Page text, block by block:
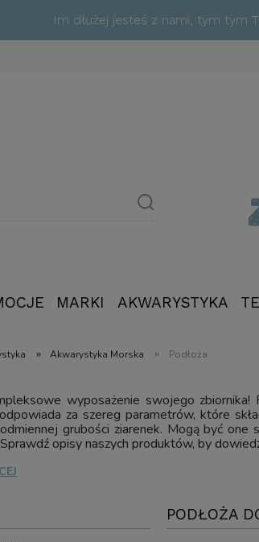
Im dłużej jesteś z nami, tym tym
MARKI AKWARYSTYKA
» Akwarystyka Morska » Podłoża
wyposażenie swojego
za szereg parametrów, które
grubości ziarenek. Mogą być
opisy naszych produktów, by
PODŁOŻA